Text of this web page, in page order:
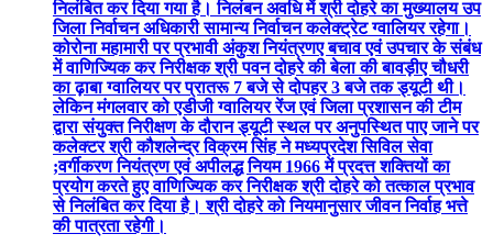
मंत्री का बयान कलेक्टर जितवा देंगे चुनाव कांग्रेस ने निर्वाचन आयोग से
की शिकायत
—09/17/2020
कोरोना वैक्सीन पर रूस ने मारी बाजी: सितंबर तक बाजार में आ सकती
है पहली वैक्सीन सेचेनोव विश्वविद्यालय का दावा सभी परीक्षण रहे सफल